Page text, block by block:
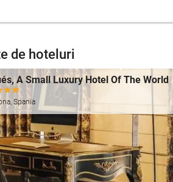
de hoteluri
A Small Luxury Hotel Of The World
Spania